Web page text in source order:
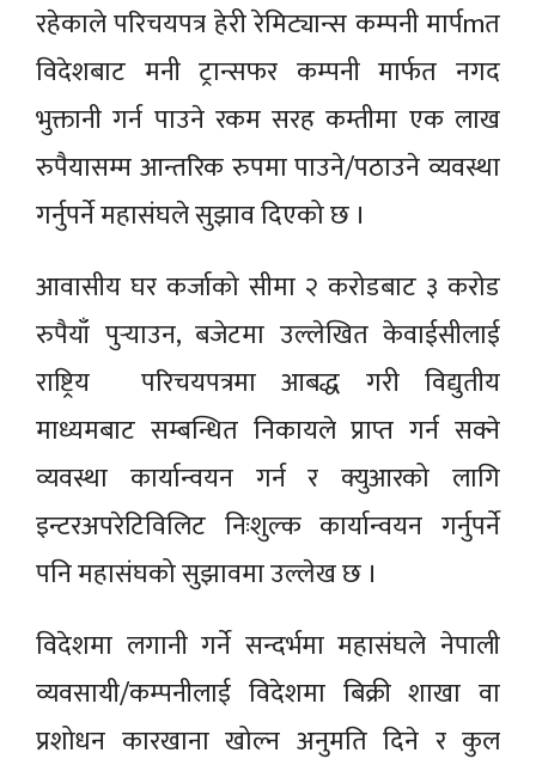
रहेकाले परिचयपत्र हेरी रेमिट्यान्स कम्पनी मार्पmत
विदेशबाट मनी ट्रान्सफर कम्पनी मार्फत नगद
भुक्तानी गर्न पाउने रकम सरह कम्तीमा एक लाख
रुपैयासम्म आन्तरिक रुपमा पाउने/पठाउने व्यवस्था
गर्नुपर्ने महासंघले सुझाव दिएको छ ।
आवासीय घर कर्जाको सीमा २ करोडबाट ३ करोड
रुपैयाँ पुर्‍याउन, बजेटमा उल्लेखित केवाईसीलाई
राष्ट्रिय परिचयपत्रमा आबद्ध गरी विद्युतीय
माध्यमबाट सम्बन्धित निकायले प्राप्त गर्न सक्ने
व्यवस्था कार्यान्वयन गर्न र क्युआरको लागि
इन्टरअपरेटिविलिट निःशुल्क कार्यान्वयन गर्नुपर्ने
पनि महासंघको सुझावमा उल्लेख छ ।
विदेशमा लगानी गर्ने सन्दर्भमा महासंघले नेपाली
व्यवसायी/कम्पनीलाई विदेशमा बिक्री शाखा वा
प्रशोधन कारखाना खोल्न अनुमति दिने र कुल